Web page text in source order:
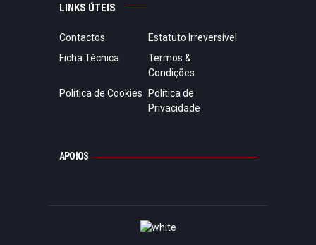
LINKS ÚTEIS
Contactos
Estatuto Irreversível
Ficha Técnica
Termos &
Condições
Política de Cookies
Política de
Privacidade
APOIOS